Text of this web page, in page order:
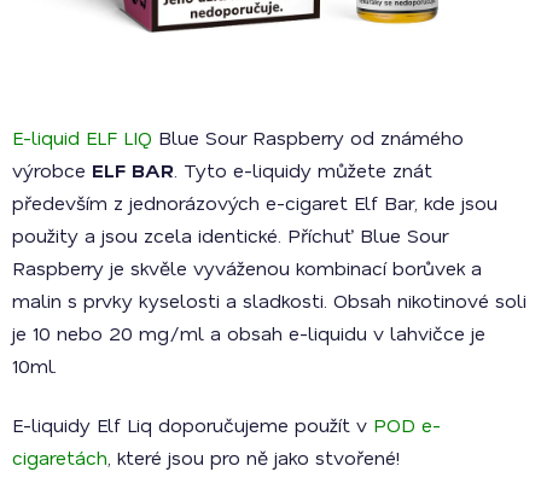
E-liquid ELF LIQ Blue Sour Raspberry od známého
výrobce ELF BAR . Tyto e-liquidy můžete znát
především z jednorázových e-cigaret Elf Bar, kde jsou
použity a jsou zcela identické. Příchuť Blue Sour
Raspberry je skvěle vyváženou kombinací borůvek a
malin s prvky kyselosti a sladkosti. Obsah nikotinové soli
je 10 nebo 20 mg/ml a obsah e-liquidu v lahvičce je
10ml.
E-liquidy Elf Liq doporučujeme použít v POD e-
cigaretách , které jsou pro ně jako stvořené!